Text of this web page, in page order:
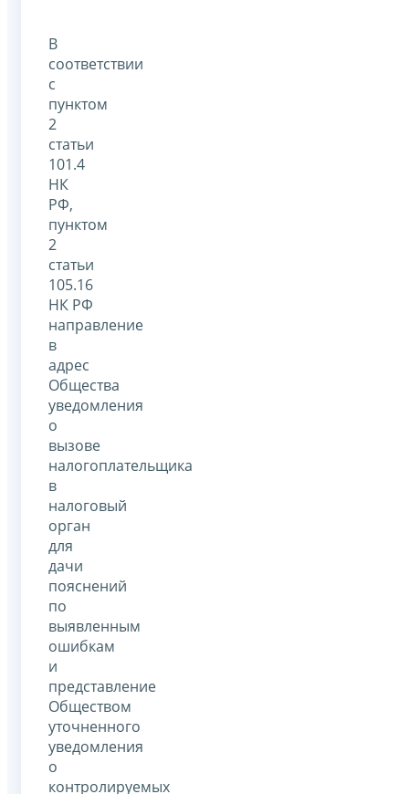
В
соответствии
с
пунктом
2
статьи
101.4
НК
РФ,
пунктом
2
статьи
105.16
НК РФ
направление
в
адрес
Общества
уведомления
о
вызове
налогоплательщика
в
налоговый
орган
для
дачи
пояснений
по
выявленным
ошибкам
и
представление
Обществом
уточненного
уведомления
о
контролируемых